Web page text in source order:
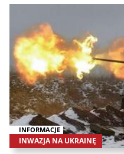
INFORMACJE
INWAZJA NA UKRAINĘ